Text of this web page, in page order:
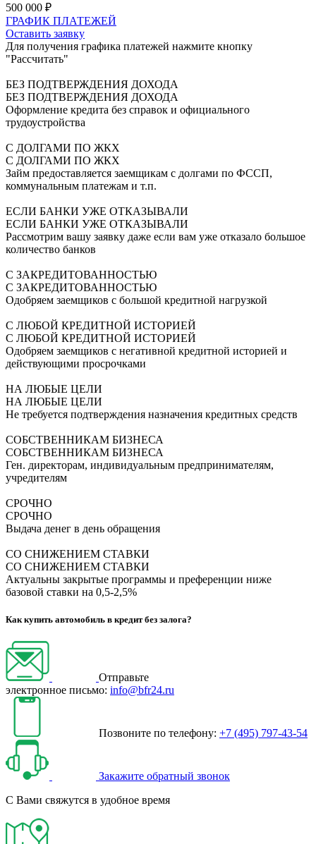
500 000 ₽
ГРАФИК ПЛАТЕЖЕЙ
Оставить заявку
Для получения графика платежей нажмите кнопку
"Рассчитать"
БЕЗ ПОДТВЕРЖДЕНИЯ ДОХОДА
БЕЗ ПОДТВЕРЖДЕНИЯ ДОХОДА
Оформление кредита без справок и официального
трудоустройства
С ДОЛГАМИ ПО ЖКХ
С ДОЛГАМИ ПО ЖКХ
Займ предоставляется заемщикам с долгами по ФССП,
коммунальным платежам и т.п.
ЕСЛИ БАНКИ УЖЕ ОТКАЗЫВАЛИ
ЕСЛИ БАНКИ УЖЕ ОТКАЗЫВАЛИ
Рассмотрим вашу заявку даже если вам уже отказало большое
количество банков
С ЗАКРЕДИТОВАННОСТЬЮ
С ЗАКРЕДИТОВАННОСТЬЮ
Одобряем заемщиков с большой кредитной нагрузкой
С ЛЮБОЙ КРЕДИТНОЙ ИСТОРИЕЙ
С ЛЮБОЙ КРЕДИТНОЙ ИСТОРИЕЙ
Одобряем заемщиков с негативной кредитной историей и
действующими просрочками
НА ЛЮБЫЕ ЦЕЛИ
НА ЛЮБЫЕ ЦЕЛИ
Не требуется подтверждения назначения кредитных средств
СОБСТВЕННИКАМ БИЗНЕСА
СОБСТВЕННИКАМ БИЗНЕСА
Ген. директорам, индивидуальным предпринимателям,
учредителям
СРОЧНО
СРОЧНО
Выдача денег в день обращения
СО СНИЖЕНИЕМ СТАВКИ
СО СНИЖЕНИЕМ СТАВКИ
Актуальны закрытые программы и преференции ниже
базовой ставки на 0,5-2,5%
Как купить автомобиль в кредит без залога?
Отправьте
электронное письмо: info@bfr24.ru
Позвоните по телефону: +7 (495) 797-43-54
Закажите обратный звонок
С Вами свяжутся в удобное время